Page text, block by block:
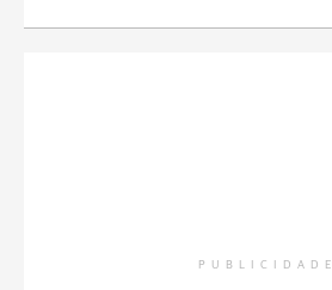
PUBLICIDADE